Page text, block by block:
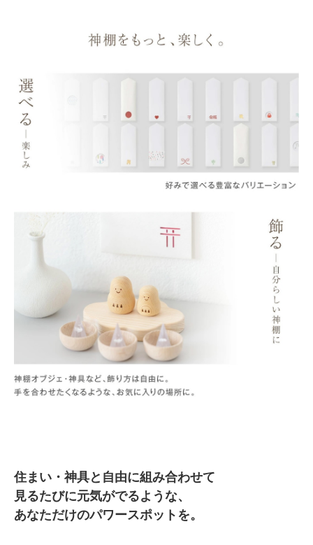
住まい・神具と自由に組み合わせて
見るたびに元気がでるような、
あなただけのパワースポットを。